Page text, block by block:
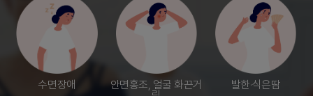
수면장애 안면홍조, 얼굴 화끈거 발한·식은땀